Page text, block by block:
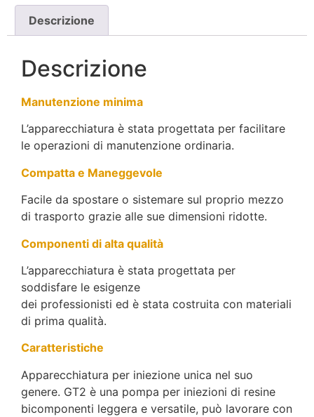
Descrizione
Descrizione
Manutenzione minima
L’apparecchiatura è stata progettata per facilitare
le operazioni di manutenzione ordinaria.
Compatta e Maneggevole
Facile da spostare o sistemare sul proprio mezzo
di trasporto grazie alle sue dimensioni ridotte.
Componenti di alta qualità
L’apparecchiatura è stata progettata per
soddisfare le esigenze
dei professionisti ed è stata costruita con materiali
di prima qualità.
Caratteristiche
Apparecchiatura per iniezione unica nel suo
genere. GT2 è una pompa per iniezioni di resine
bicomponenti leggera e versatile, può lavorare con